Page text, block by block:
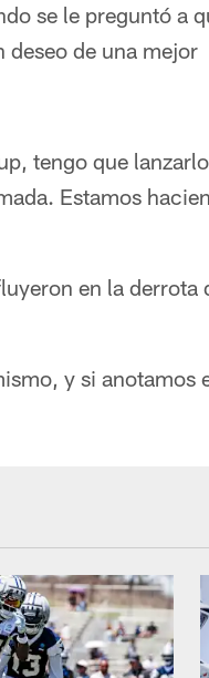
se le preguntó a
de una mejor
tengo que
Estamos
en la derrota
y si anotamos